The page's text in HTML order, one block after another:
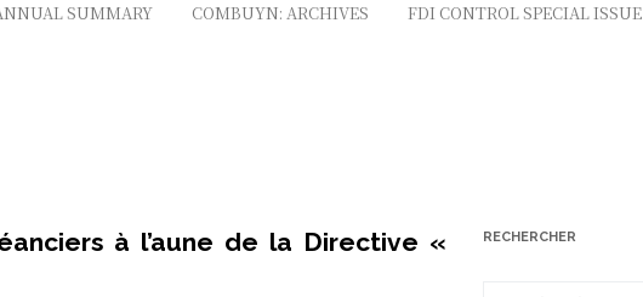
SUMMARY COMBUYN: ARCHIVES FDI CONTROL SPECIAL ISSUE
à l’aune de la Directive «
RECHERCHER